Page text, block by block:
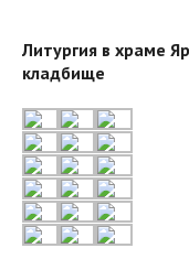
Литургия в храме
кладбище